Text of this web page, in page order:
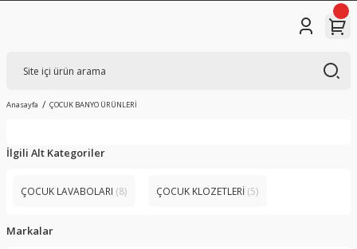
Anasayfa ÇOCUK BANYO ÜRÜNLERİ
İlgili Alt Kategoriler
ÇOCUK LAVABOLARI (8) ÇOCUK KLOZETLERİ (5)
Markalar